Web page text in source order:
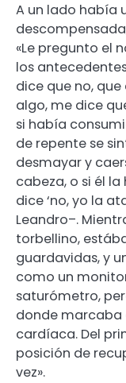
A un lado había
«Le pregunto el
los
dice que no,
algo, me dice
si había
de repente se
desmayar y
cabeza, o si él
dice ‘no, yo la
Leandro–.
torbellino,
guardavidas, y
como un
saturómetro,
donde marcaba
cardíaca. Del
posición de
vez».